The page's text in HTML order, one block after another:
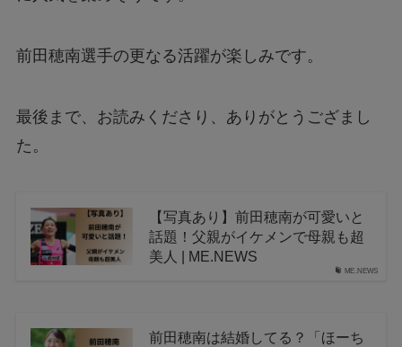
前田穂南選手の更なる活躍が楽しみです。
最後まで、お読みくださり、ありがとうござまし
た。
ME.NEWS
【写真あり】前田穂南が可愛いと
話題！父親がイケメンで母親も超
美人 | ME.NEWS
前田穂南は結婚してる？「ほーち